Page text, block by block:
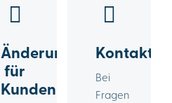
Änderungen
für
Kunden
Kontakt
Bei
Fragen